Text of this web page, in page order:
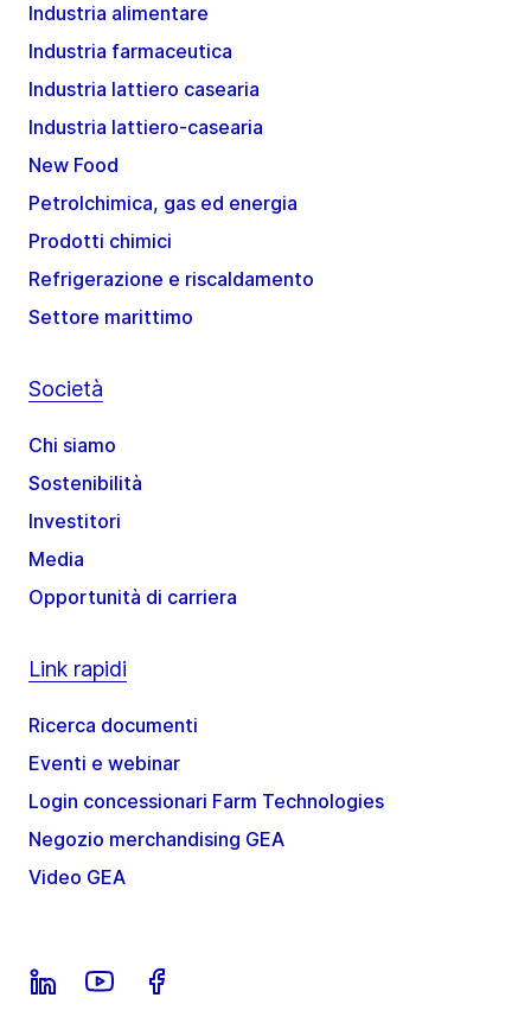
Industria alimentare
Industria farmaceutica
Industria lattiero casearia
Industria lattiero-casearia
New Food
Petrolchimica, gas ed energia
Prodotti chimici
Refrigerazione e riscaldamento
Settore marittimo
Società
Chi siamo
Sostenibilità
Investitori
Media
Opportunità di carriera
Link rapidi
Ricerca documenti
Eventi e webinar
Login concessionari Farm Technologies
Negozio merchandising GEA
Video GEA